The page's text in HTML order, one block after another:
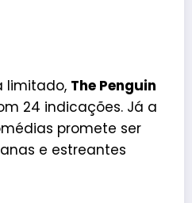
limitado, The Penguin
24 indicações. Já a
promete ser
e estreantes